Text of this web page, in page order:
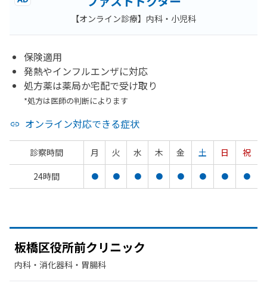
【オンライン診療】内科・小児科
保険適用
発熱やインフルエンザに対応
処方薬は薬局か宅配で受け取り
*処方は医師の判断によります
オンライン対応できる症状
診察時間 月 火 水 木 金 土 日
祝
24時間
● ● ● ● ● ● ● ●
板橋区役所前クリニック
内科・​消化器科・​胃腸科